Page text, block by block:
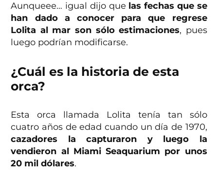
Aunqueee… igual dijo que las fechas que se
han dado a conocer para que regrese
Lolita al mar son sólo estimaciones, pues
luego podrían modificarse.
¿Cuál es la historia de esta
orca?
Esta orca llamada Lolita tenía tan sólo
cuatro años de edad cuando un día de 1970,
cazadores la capturaron y luego la
vendieron al Miami Seaquarium por unos
20 mil dólares.